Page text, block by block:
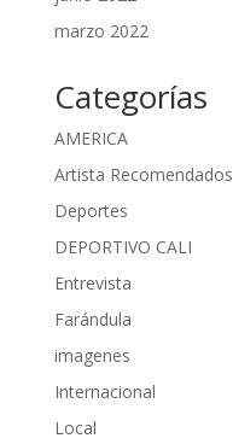
marzo 2022
Categorías
AMERICA
Artista Recomendados
Deportes
DEPORTIVO CALI
Entrevista
Farándula
imagenes
Internacional
Local